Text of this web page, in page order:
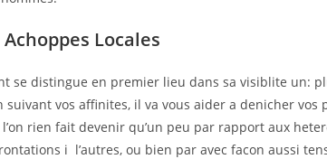
Locales
se distingue en premier lieu dans sa visiblite un:
vos affinites, il va vous aider a denicher vos
rien fait devenir qu’un peu par rapport aux
i l’autres, ou bien par avec facon aussi